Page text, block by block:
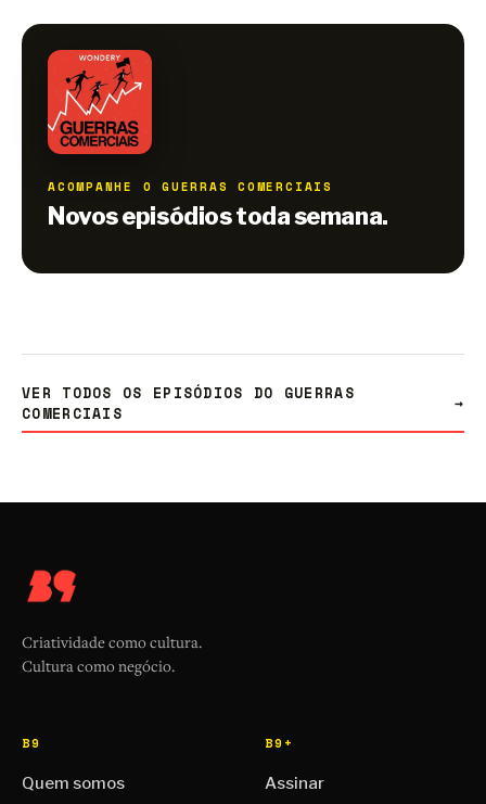
ACOMPANHE O GUERRAS COMERCIAIS
Novos episódios toda semana.
VER TODOS OS EPISÓDIOS DO GUERRAS
COMERCIAIS
→
Criatividade como cultura.
Cultura como negócio.
B9
Quem somos
B9+
Assinar